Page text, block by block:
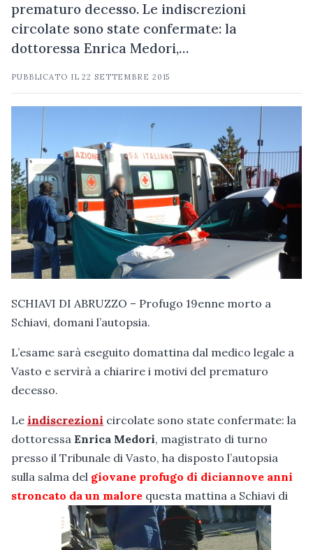
prematuro decesso. Le indiscrezioni
circolate sono state confermate: la
dottoressa Enrica Medori,…
PUBBLICATO IL22 SETTEMBRE 2015
SCHIAVI DI ABRUZZO – Profugo 19enne morto a
Schiavi, domani l’autopsia.
L’esame sarà eseguito domattina dal medico legale a
Vasto e servirà a chiarire i motivi del prematuro
decesso.
Le indiscrezioni circolate sono state confermate: la
dottoressa Enrica Medori, magistrato di turno
presso il Tribunale di Vasto, ha disposto l’autopsia
sulla salma del giovane profugo di diciannove anni
stroncato da un malore questa mattina a Schiavi di